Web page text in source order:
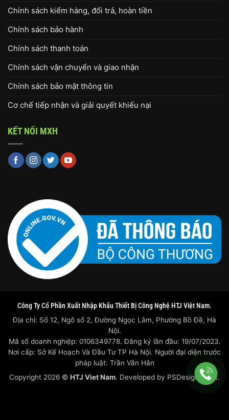
Chính sách kiểm hàng, đổi trả, hoàn tiền
Chính sách bảo hành
Chính sách thanh toán
Chính sách vận chuyển và giao nhận
Chính sách bảo mật thông tin
Cơ chế tiếp nhận và giải quyết khiếu nại
KẾT NỐI MXH
Công Ty Cổ Phần Xuất Nhập Khẩu Thiết Bị Công Nghệ HTJ Việt Nam.
Địa chỉ: Số 12, Ngõ số 2, Đường Ngọc Lâm, Phường Bồ Đề, Hà
Nội.
Mã số doanh nghiệp: 0106349778. Đăng ký lần đầu: 19/07/2023.
Nơi cấp: Sở Kế Hoạch Và Đầu Tư TP Hà Nội. Người đại diện trước
pháp luật: Trần Văn Hân
Copyright 2026 © HTJ Viet Nam. Developed by PSDesigner.net.